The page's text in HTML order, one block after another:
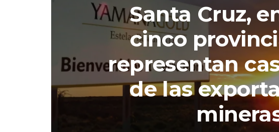
Santa Cruz,
cinco
representan
de las